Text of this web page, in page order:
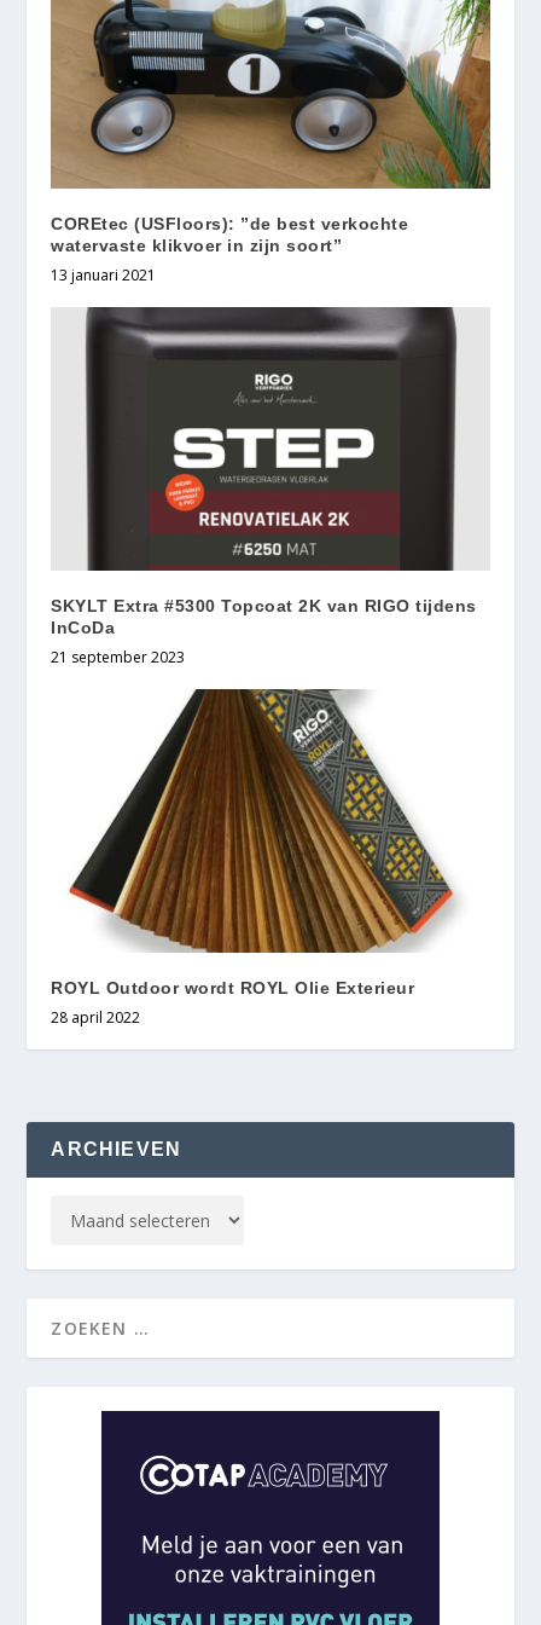
COREtec (USFloors): ”de best verkochte
watervaste klikvoer in zijn soort”
13 januari 2021
SKYLT Extra #5300 Topcoat 2K van RIGO tijdens
InCoDa
21 september 2023
ROYL Outdoor wordt ROYL Olie Exterieur
28 april 2022
ARCHIEVEN